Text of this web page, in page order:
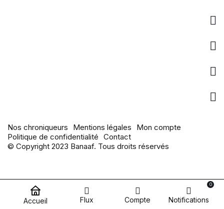
Nos chroniqueurs Mentions légales
Mon compte
Politique de confidentialité Contact
© Copyright 2023 Banaaf. Tous droits réservés
Accueil Flux Compte Notifications
0